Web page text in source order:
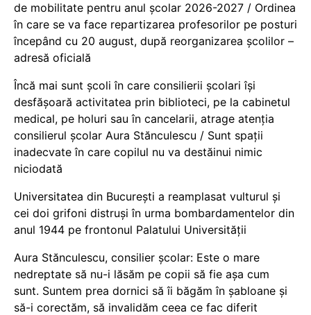
de mobilitate pentru anul școlar 2026-2027 / Ordinea
în care se va face repartizarea profesorilor pe posturi
începând cu 20 august, după reorganizarea școlilor –
adresă oficială
Încă mai sunt școli în care consilierii școlari își
desfășoară activitatea prin biblioteci, pe la cabinetul
medical, pe holuri sau în cancelarii, atrage atenția
consilierul școlar Aura Stănculescu / Sunt spații
inadecvate în care copilul nu va destăinui nimic
niciodată
Universitatea din București a reamplasat vulturul și
cei doi grifoni distruși în urma bombardamentelor din
anul 1944 pe frontonul Palatului Universității
Aura Stănculescu, consilier școlar: Este o mare
nedreptate să nu-i lăsăm pe copii să fie așa cum
sunt. Suntem prea dornici să îi băgăm în șabloane și
să-i corectăm, să invalidăm ceea ce fac diferit